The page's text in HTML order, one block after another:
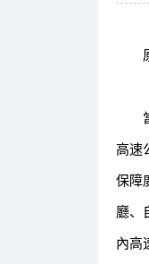
原
危
當
高速
保障
廳、
內高